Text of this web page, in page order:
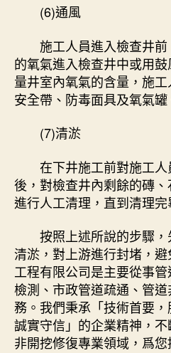
(6)通風
施工人員進入檢查井前
的氧氣進入檢查井中或用
量井室內氧氣的含量，施
安全帶、防毒面具及氧氣罐
(7)清淤
在下井施工前對施工人
後，對檢查井內剩餘的磚
進行人工清理，直到清理完
按照上述所說的步驟，
清淤，對上游進行封堵，
工程有限公司是主要從事
檢測、市政管道疏通、管
務。我們秉承「技術首要，
誠實守信」的企業精神，
非開挖修復專業領域，爲